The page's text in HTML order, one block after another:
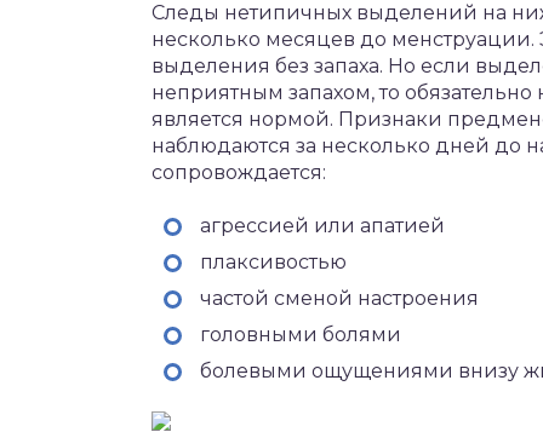
Следы нетипичных выделений на
несколько месяцев до
выделения без запаха. Но если
неприятным запахом, то обязательно
является нормой. Признаки
наблюдаются за несколько дней до
сопровождается:
агрессией или апатией
плаксивостью
частой сменой настроения
головными болями
болевыми ощущениями внизу